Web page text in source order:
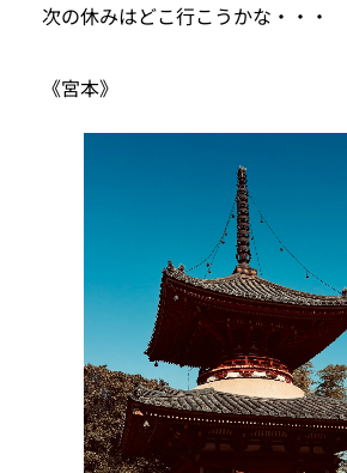
次の休みはどこ行こうかな・・・
《宮本》